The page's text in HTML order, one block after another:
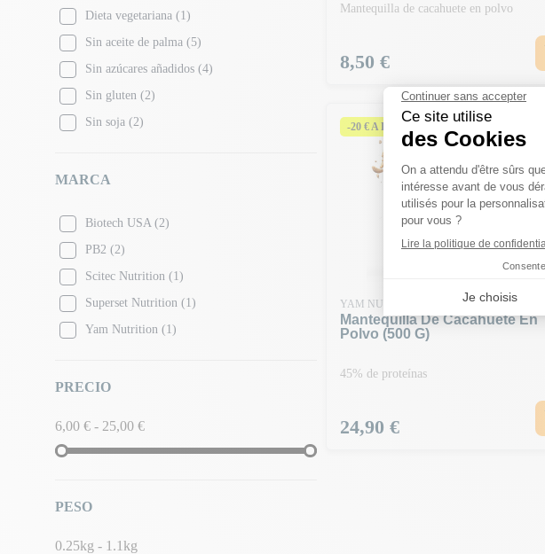
Dieta vegetariana (1)
Sin aceite de palma (5)
Sin azúcares añadidos (4)
Sin gluten (2)
Sin soja (2)
MARCA
Biotech USA (2)
PB2 (2)
Scitec Nutrition (1)
Superset Nutrition (1)
Yam Nutrition (1)
PRECIO
6,00 € - 25,00 €
PESO
0.25kg - 1.1kg
Mantequilla de cacahuete en polvo
Precio
8,50 €
-20 € A PARTIR DE 150 € | CÓDIGO: BA20
YAM NUTRITION
Mantequilla De Cacahuete En
Polvo (500 G)
45% de proteínas
Precio
24,90 €